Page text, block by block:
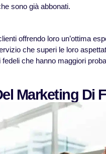
sono già abbonati.
offrendo loro un’ottima
che superi le loro
che hanno maggiori
Marketing Di